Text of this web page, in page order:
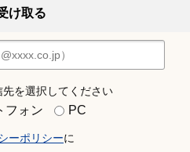
け取る
を選択してください
フォン PC
ーポリシーに